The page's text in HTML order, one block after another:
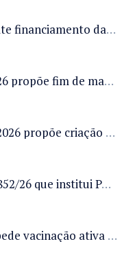
Comissão Mista debate financiamento da educação infantil e desafios do Fundeb e do CAQ na oferta de creches
Projeto de Lei 1947/26 propõe fim de margens para cartão de crédito e consignado do INSS
Projeto de Lei 1955/2026 propõe criação de geração livre de fumo ao restringir venda de vapes a nascidos desde 1º de janeiro de 2009
Câmara analisa PL 1852/26 que institui Política Nacional de Gestão de Desempenho e Eficiência para servidores públicos
Dorinaldo Malafaia pede vacinação ativa ao Ministério da Saúde para reverter queda na cobertura vacinal no Brasil